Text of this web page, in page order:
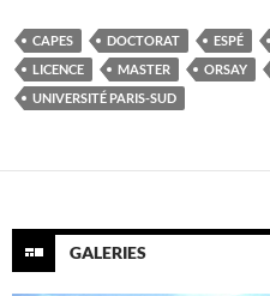
CAPES DOCTORAT ESPÉ
LICENCE
MASTER ORSAY
UNIVERSITÉ PARIS-SUD
GALERIES